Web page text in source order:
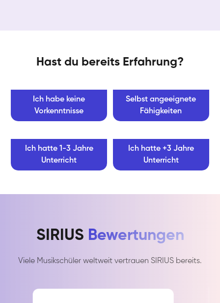
Hast du bereits Erfahrung?
Ich habe keine
Vorkenntnisse
Selbst angeeignete
Fähigkeiten
Ich hatte 1-3 Jahre
Unterricht
Ich hatte +3 Jahre
Unterricht
SIRIUS Bewertungen
Viele Musikschüler weltweit vertrauen SIRIUS bereits.